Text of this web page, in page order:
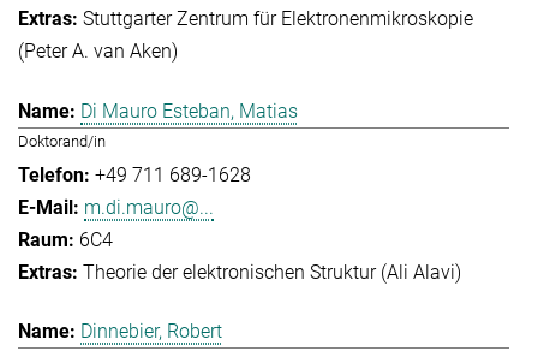
Stuttgarter Zentrum für Elektronenmikroskopie
(Peter A. van Aken)
Di Mauro Esteban, Matias
Doktorand/in
+49 711 689-1628
m.di.mauro@...
6C4
Theorie der elektronischen Struktur (Ali Alavi)
Dinnebier, Robert